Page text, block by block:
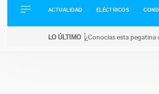
CONDUCIR
ACTUALIDAD ELÉCTRICOS
LO ÚLTIMO ¿Conocías esta